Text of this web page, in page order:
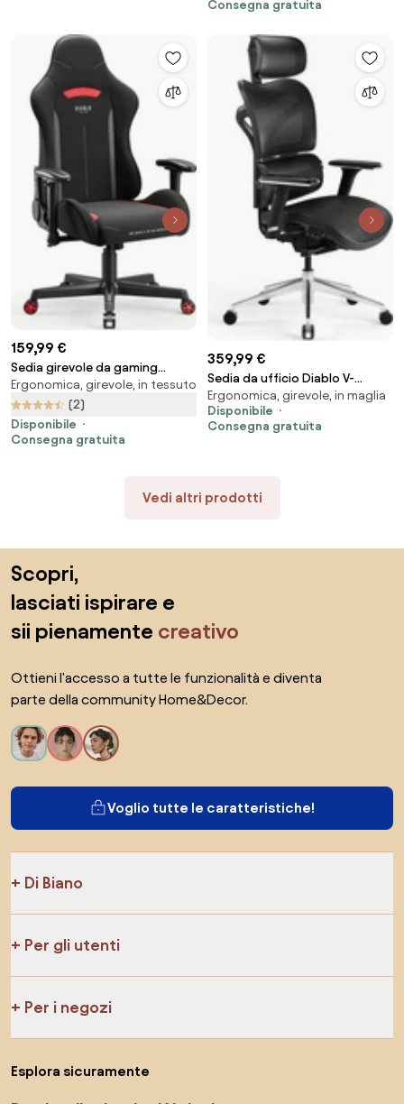
Consegna gratuita
159,99 €
Sedia girevole da gaming
Diablo X-Starter nera e rossa
Ergonomica, girevole, in tessuto
(2)
Disponibile
Consegna gratuita
359,99 €
Sedia da ufficio Diablo V-
Commander: Nero-Nero
Ergonomica, girevole, in maglia
Disponibile
Consegna gratuita
Vedi altri prodotti
Scopri,
lasciati ispirare e
sii pienamente creativo
Ottieni l'accesso a tutte le funzionalità e diventa
parte della community Home&Decor.
Voglio tutte le caratteristiche!
Di Biano
Per gli utenti
Per i negozi
Esplora sicuramente